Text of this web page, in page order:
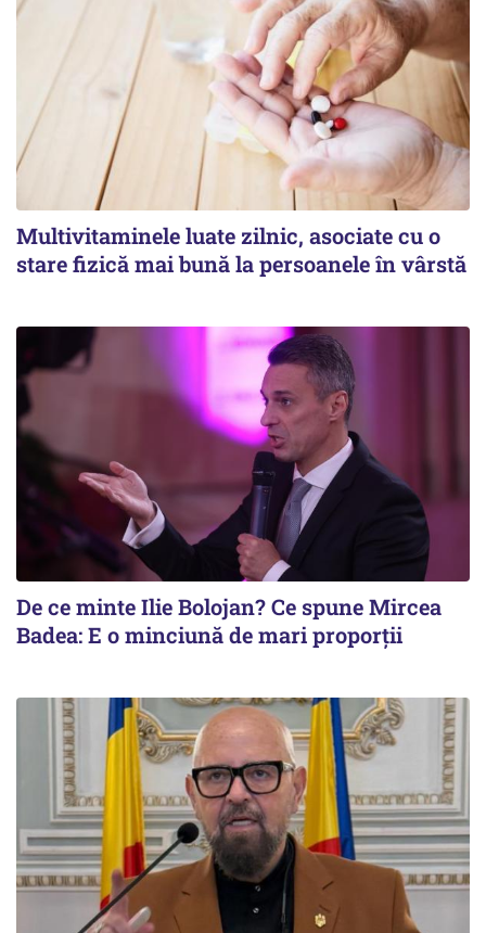
Multivitaminele luate zilnic, asociate cu o
stare fizică mai bună la persoanele în vârstă
De ce minte Ilie Bolojan? Ce spune Mircea
Badea: E o minciună de mari proporții